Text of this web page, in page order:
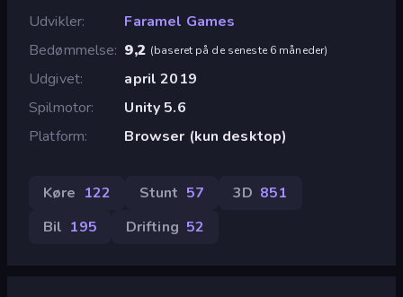
Udvikler
Faramel Games
Bedømmelse 9,2 (baseret på de seneste 6 måneder)
Udgivet
april 2019
Spilmotor
Unity 5.6
Platform
Browser (kun desktop)
Køre 122 Stunt 57 3D 851
Bil 195 Drifting 52